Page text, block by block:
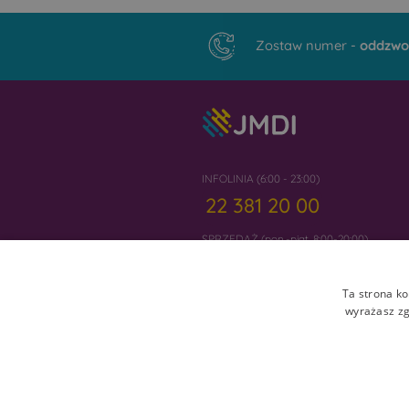
Zostaw numer -
INFOLINIA (6:00 - 23:00)
22 381 20 00
SPRZEDAŻ (pon.-piąt. 8:00-20:00)
Ceny, warunki i oferty mogą ulec zmianie i
Ta strona
wyrażasz